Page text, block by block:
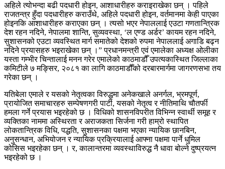
अहिले त्योभन्दा बढी पदधारी होइन, आशाधारीहरु कराइराखेका छन् । पहिले
राजतन्त्र हुँदा पदधारीहरु कराउँथे, अहिले पदधारी होइन, वर्तमानमा केही पाएका
होइनकि आशाधारीहरु कराएका छन् । त्यसो भएर नेपाललाई एउटा गणतान्त्रिक
देश रहन नदिने, नेपालमा शान्ति, सुव्यवस्था, ‘ल एण्ड अर्डर’ कायम रहन नदिने,
सुशासनको एउटा व्यवस्थित मार्ग समातेको देशको रुपमा नेपाललाई अगाडि बढ्न
नदिने प्रयासहरु भइराखेका छन् ।” प्रधानमन्त्री एवं एमालेका अध्यक्ष ओलीका
यस्ता गम्भीर चिन्तालाई मनन गरेर एमालेको काठमाडौँ उपत्यकास्थित जिल्लाका
कमिटीले ७ मङ्सिर, २०८१ का लागि काठमाडौँको दरबारमार्गमा जागरणसभा तय
गरेका छन् ।
यतिबेला एमाले र यसको नेतृत्वका विरुद्धमा अनेकखाले अनर्गल, भ्रमपूर्ण,
प्रायोजित समाचारहरु सम्पेषणगरी पार्टी, यसको नेतृत्व र नीतिमाथि चौतर्फी
हमला गर्ने प्रयास भइरहेको छ । विधिको शासनविपरीत विभिन्न स्वार्थी समूह र
व्यक्तिका नाममा अस्थिरता र अराजकता सिर्जना गरी हाम्रो स्थापित
लोकतान्त्रिक विधि, पद्धति, सुशासनका पक्षमा भएका न्यायिक छानबिन,
अनुसन्धान, अभियोजन र न्यायिक प्रक्रियालाई आफ्ना पक्षमा पार्ने धुमिल
कोसिस भइरहेका छन् । र, कालान्तरमा व्यवस्थाविरुद्ध नै धावा बोल्ने दुष्प्रयत्न
भइरहेको छ ।